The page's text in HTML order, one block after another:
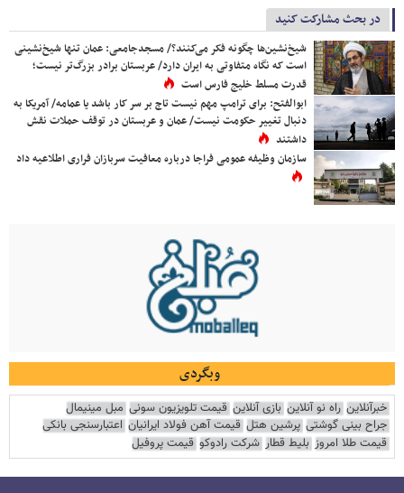
در بحث مشارکت کنید
شیخ‌نشین‌ها چگونه فکر می‌کنند؟/ مسجدجامعی: عمان تنها شیخ‌نشینی
است که نگاه متفاوتی به ایران دارد/ عربستان برادر بزرگ‌تر نیست؛
قدرت مسلط خلیج فارس است
ابوالفتح: برای ترامپ مهم نیست تاج بر سر کار باشد یا عمامه/ آمریکا به
دنبال تغییر حکومت نیست/ عمان و عربستان در توقف حملات نقش
داشتند
سازمان وظیفه عمومی فراجا درباره معافیت سربازان فراری اطلاعیه داد
وبگردی
خبرآنلاین راه نو آنلاین بازی آنلاین قیمت تلویزیون سونی مبل مینیمال
جراح بینی گوشتی پرشین هتل قیمت آهن فولاد ایرانیان اعتبارسنجی بانکی
قیمت طلا امروز بلیط قطار شرکت رادوکو قیمت پروفیل